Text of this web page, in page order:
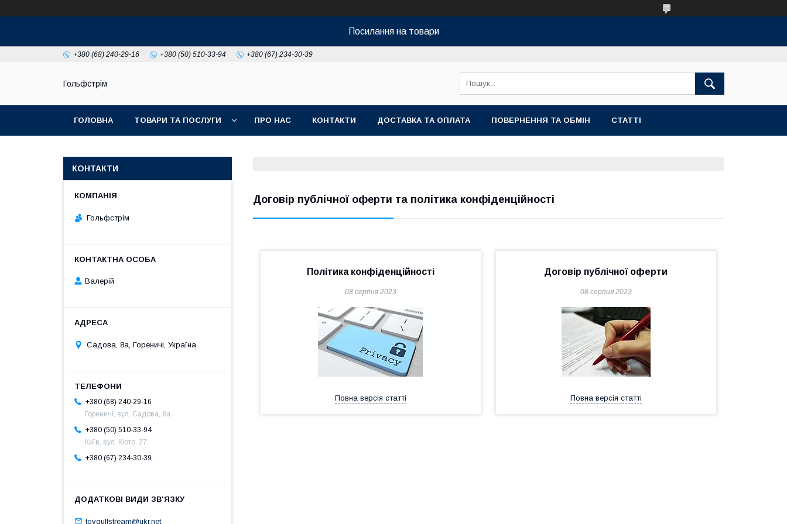
Посилання на товари
+380 (68) 240-29-16 +380 (50) 510-33-94 +380 (67) 234-30-39
Гольфстрім
ГОЛОВНА ТОВАРИ ТА ПОСЛУГИ ПРО НАС КОНТАКТИ ДОСТАВКА ТА ОПЛАТА ПОВЕРНЕННЯ ТА ОБМІН СТАТТІ
Договір публічної оферти та політика конфіденційності
Політика конфіденційності
08 серпня 2023
Повна версія статті
Договір публічної оферти
08 серпня 2023
Повна версія статті
КОНТАКТИ
Гольфстрім
Валерій
Садова, 8а, Гореничі, Україна
+380 (68) 240-29-16
Гореничі, вул. Садова, 8а
+380 (50) 510-33-94
Київ, вул. Кіото, 27
+380 (67) 234-30-39
tovgulfstream@ukr.net